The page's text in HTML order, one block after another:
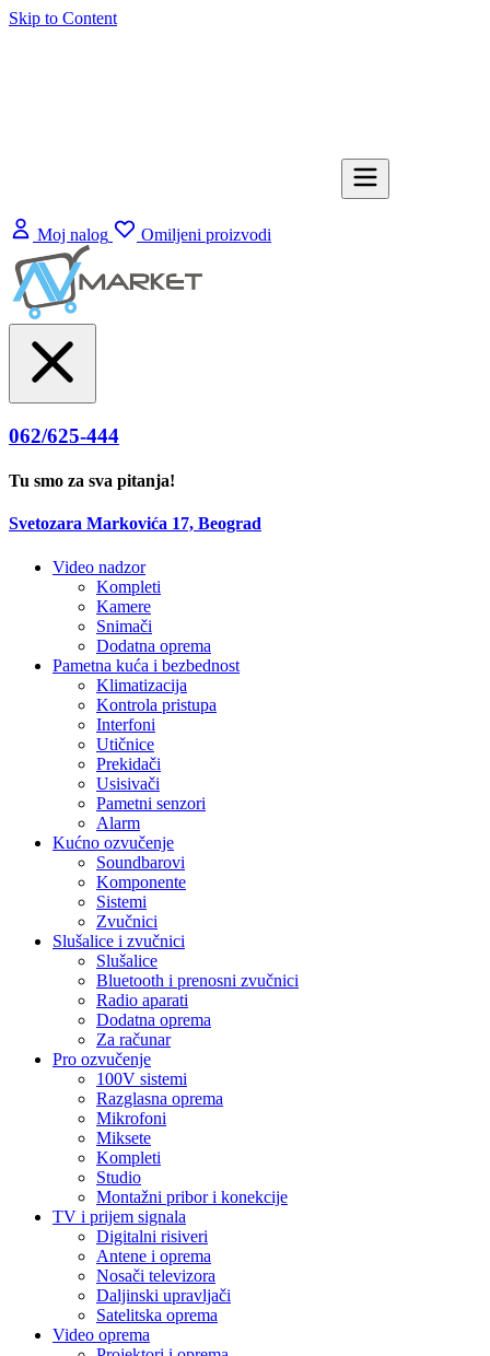
Skip to Content
Moj nalog Omiljeni proizvodi
062/625-444
Tu smo za sva pitanja!
Svetozara Markovića 17, Beograd
Video nadzor
Kompleti
Kamere
Snimači
Dodatna oprema
Pametna kuća i bezbednost
Klimatizacija
Kontrola pristupa
Interfoni
Utičnice
Prekidači
Usisivači
Pametni senzori
Alarm
Kućno ozvučenje
Soundbarovi
Komponente
Sistemi
Zvučnici
Slušalice i zvučnici
Slušalice
Bluetooth i prenosni zvučnici
Radio aparati
Dodatna oprema
Za računar
Pro ozvučenje
100V sistemi
Razglasna oprema
Mikrofoni
Miksete
Kompleti
Studio
Montažni pribor i konekcije
TV i prijem signala
Digitalni risiveri
Antene i oprema
Nosači televizora
Daljinski upravljači
Satelitska oprema
Video oprema